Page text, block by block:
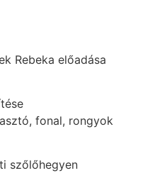
Rebeka előadása
fonal, rongyok
szőlőhegyen